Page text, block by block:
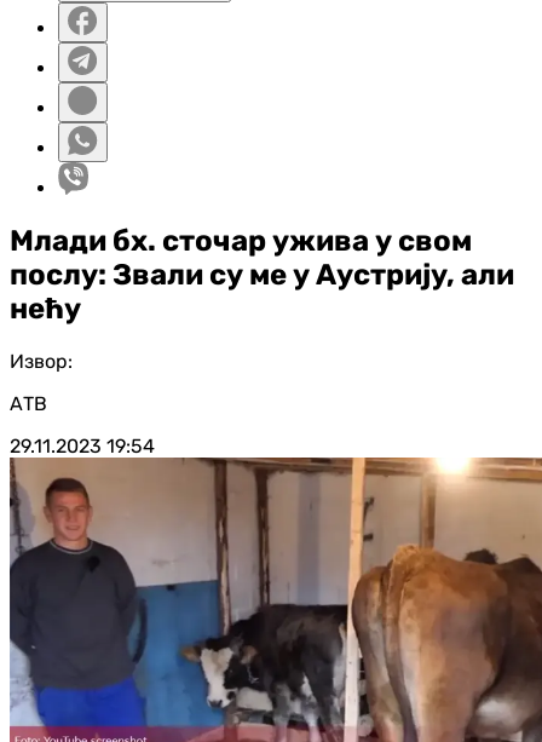
Млади бх. сточар ужива у свом
послу: Звали су ме у Аустрију, али
нећу
Извор:
АТВ
29.11.2023 19:54